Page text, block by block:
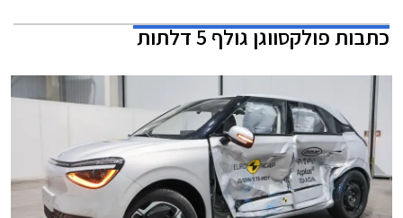
כתבותפולקסווגן גולף 5 דלתות